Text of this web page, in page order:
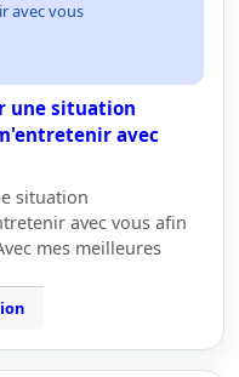
avec vous
une situation
avec
situation
avec vous afin
mes meilleures